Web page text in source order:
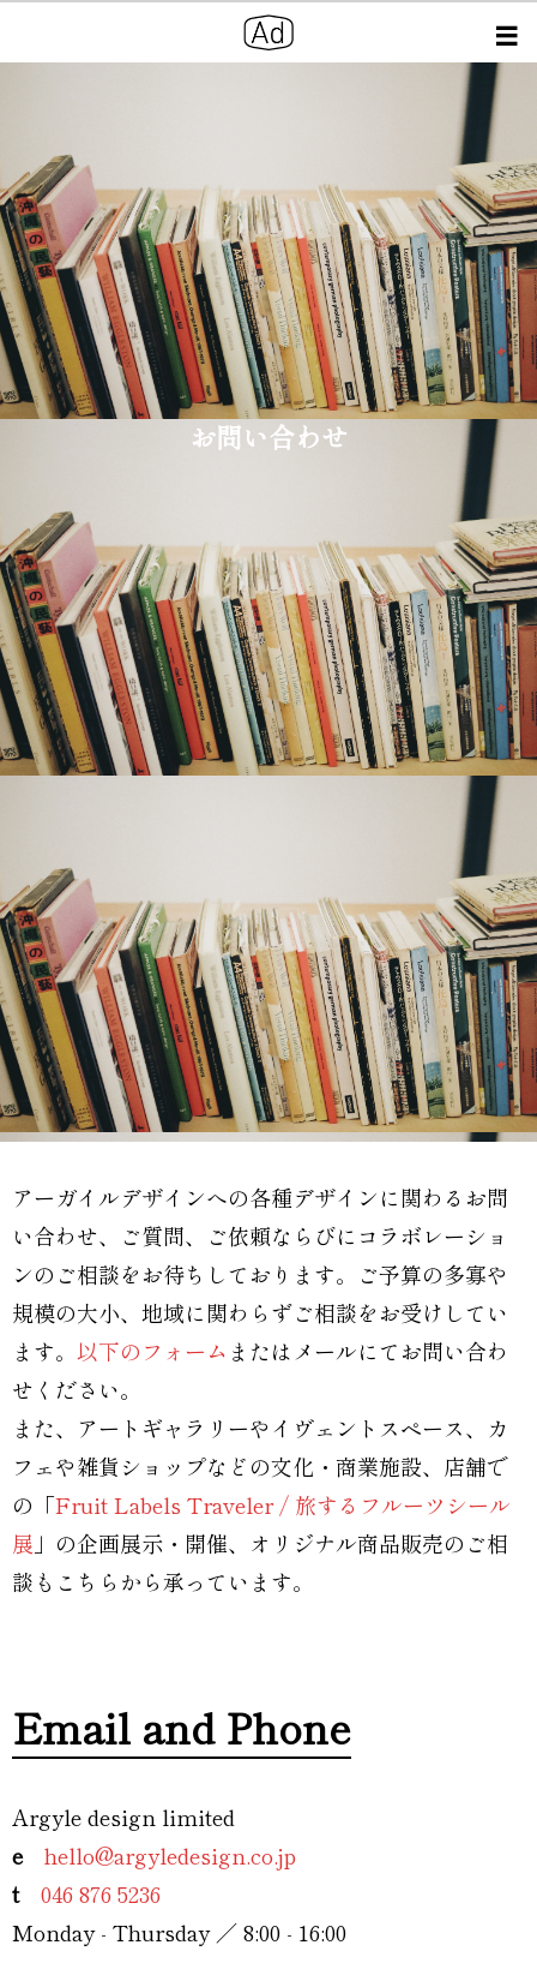
お問い合わせ
アーガイルデザインへの各種デザインに関わるお問
い合わせ、ご質問、ご依頼ならびにコラボレーショ
ンのご相談をお待ちしております。ご予算の多寡や
規模の大小、地域に関わらずご相談をお受けしてい
ます。 以下のフォーム またはメールにてお問い合わ
せください。
また、アートギャラリーやイヴェントスペース、カ
フェや雑貨ショップなどの文化・商業施設、店舗で
の「Fruit Labels Traveler / 旅するフルーツシール
展 」の企画展示・開催、オリジナル商品販売のご相
談もこちらから承っています。
Email and Phone
Argyle design limited
e
hello@argyledesign.co.jp
t
046 876 5236
Monday - Thursday ／ 8:00 - 16:00